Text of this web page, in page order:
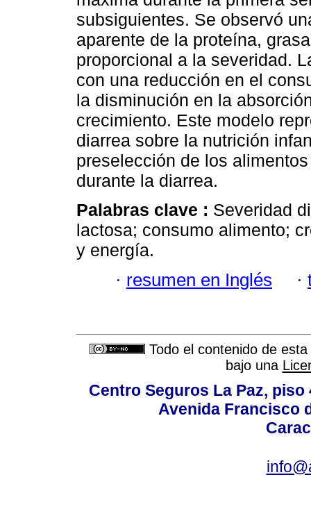
subsiguientes. Se observó
aparente de la proteína,
proporcional a la severidad.
con una reducción en el
la disminución en la
crecimiento. Este modelo
diarrea sobre la nutrición
preselección de los
durante la diarrea.
Palabras clave : Severidad
lactosa; consumo alimento;
y energía.
· resumen en Inglés ·
Todo el contenido de
bajo una
Centro Seguros La Paz,
Avenida Francisco